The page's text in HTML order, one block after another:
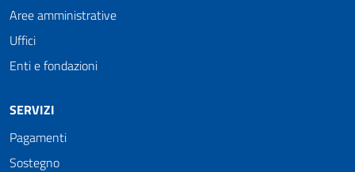
Aree amministrative
Uffici
Enti e fondazioni
SERVIZI
Pagamenti
Sostegno